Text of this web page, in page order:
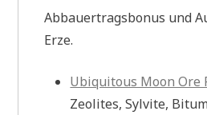
Abbauertragsbonus und
Erze.
Ubiquitous Moon Ore
Zeolites, Sylvite,